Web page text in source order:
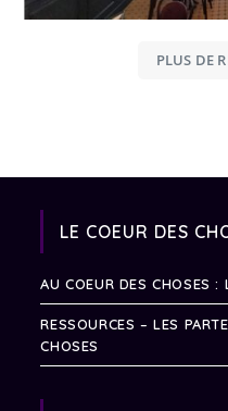
PLUS DE
LE COEUR DES
AU COEUR DES CHOSES :
RESSOURCES – LES
CHOSES